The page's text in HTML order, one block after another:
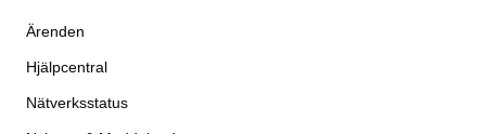
Ärenden
Hjälpcentral
Nätverksstatus